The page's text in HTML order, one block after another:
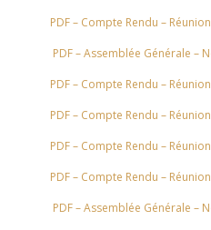
PDF – Compte Rendu –
PDF – Assemblée Générale –
PDF – Compte Rendu –
PDF – Compte Rendu –
PDF – Compte Rendu –
PDF – Compte Rendu –
PDF – Assemblée Générale –